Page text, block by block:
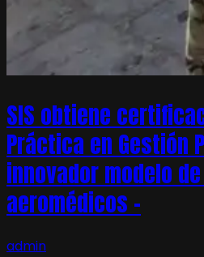
SIS obtiene
Práctica en Gestión
innovador modelo
aeromédicos –
admin